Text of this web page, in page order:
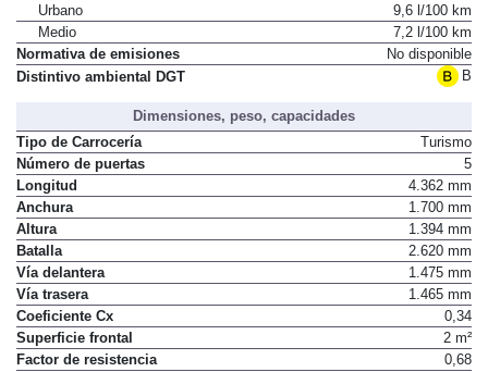
Urbano
9,6 l/100 km
Medio
7,2 l/100 km
Normativa de emisiones
No disponible
Distintivo ambiental DGT
B
Dimensiones, peso, capacidades
Tipo de Carrocería
Turismo
Número de puertas
5
Longitud
4.362 mm
Anchura
1.700 mm
Altura
1.394 mm
Batalla
2.620 mm
Vía delantera
1.475 mm
Vía trasera
1.465 mm
Coeficiente Cx
0,34
Superficie frontal
2 m²
Factor de resistencia
0,68